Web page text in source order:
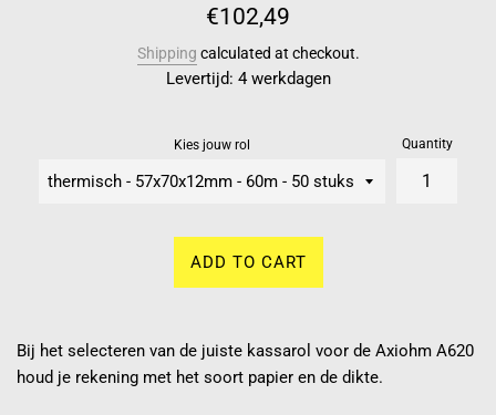
Regular
€102,49
Shipping calculated at checkout.
Levertijd: 4 werkdagen
Kies jouw rol Quantity
ADD TO CART
Bij het selecteren van de juiste kassarol voor de Axiohm A620
houd je rekening met het soort papier en de dikte.